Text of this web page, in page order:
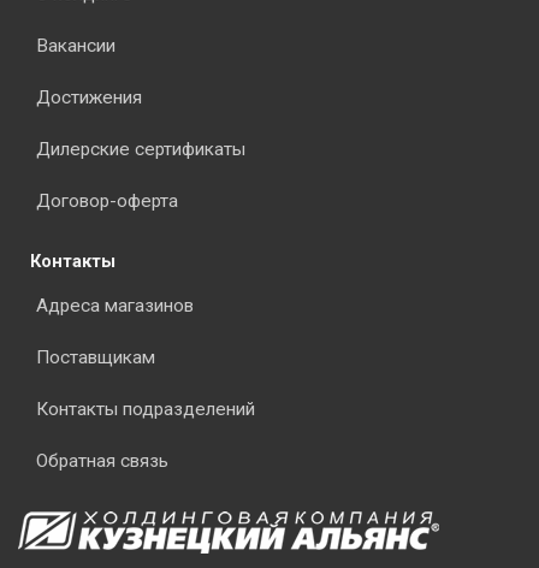
Вакансии
Достижения
Дилерские сертификаты
Договор-оферта
Контакты
Адреса магазинов
Поставщикам
Контакты подразделений
Обратная связь